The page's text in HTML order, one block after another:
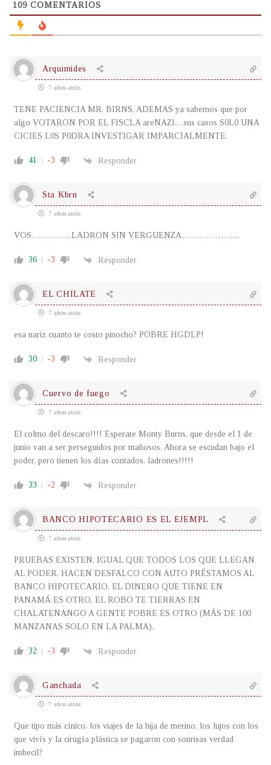
109 COMENTARIOS
Arquimides
7 años atrás
TENE PACIENCIA MR. BIRNS, ADEMAS ya sabemos que por
algo VOTARON POR EL FISCLA areNAZl…sus casos S0L0 UNA
CICIES L0S P0DRA INVESTIGAR IMPARCIALMENTE.
41 -3 Responder
Sta Kbrn
7 años atrás
VOS…………..LADRON SIN VERGUENZA………………..
36 -3 Responder
EL CHILATE
7 años atrás
esa nariz cuanto te costo pinocho? POBRE HGDLP!
30 -3 Responder
Cuervo de fuego
7 años atrás
El colmo del descaro!!!! Esperate Monty Burns, que desde el 1 de
junio van a ser perseguidos por mañosos. Ahora se escudan bajo el
poder, pero tienen los días contados, ladrones!!!!!
33 -2 Responder
BANCO HIPOTECARIO ES EL EJEMPL
7 años atrás
PRUEBAS EXISTEN, IGUAL QUE TODOS LOS QUE LLEGAN
AL PODER, HACEN DESFALCO CON AUTO PRÉSTAMOS AL
BANCO HIPOTECARIO. EL DINERO QUE TIENE EN
PANAMÁ ES OTRO. EL ROBO TE TIERRAS EN
CHALATENANGO A GENTE POBRE ES OTRO (MÁS DE 100
MANZANAS SOLO EN LA PALMA)..
32 -3 Responder
Ganchada
7 años atrás
Que tipo más cínico, los viajes de la hija de merino, los lujos con los
que vivís y la cirugía plástica se pagaron con sonrisas verdad
imbecil?